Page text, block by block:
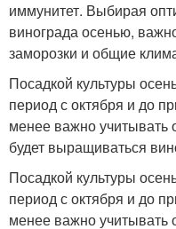
иммунитет. Выбирая
винограда осенью,
заморозки и общие
Посадкой культуры
период с октября и до
менее важно учитывать
будет выращиваться
Посадкой культуры
период с октября и до
менее важно учитывать